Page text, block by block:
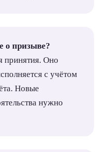
о призыве?
принятия. Оно
с учётом
Новые
нужно